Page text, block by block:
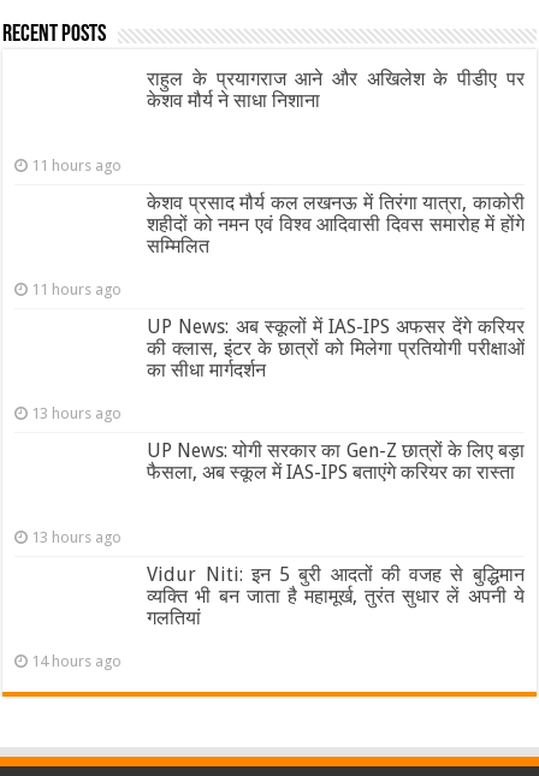
Recent Posts
राहुल के प्रयागराज आने और अखिलेश के पीडीए पर
केशव मौर्य ने साधा निशाना
11 hours ago
केशव प्रसाद मौर्य कल लखनऊ में तिरंगा यात्रा, काकोरी
शहीदों को नमन एवं विश्व आदिवासी दिवस समारोह में होंगे
सम्मिलित
11 hours ago
UP News: अब स्कूलों में IAS-IPS अफसर देंगे करियर
की क्लास, इंटर के छात्रों को मिलेगा प्रतियोगी परीक्षाओं
का सीधा मार्गदर्शन
13 hours ago
UP News: योगी सरकार का Gen-Z छात्रों के लिए बड़ा
फैसला, अब स्कूल में IAS-IPS बताएंगे करियर का रास्ता
13 hours ago
Vidur Niti: इन 5 बुरी आदतों की वजह से बुद्धिमान
व्यक्ति भी बन जाता है महामूर्ख, तुरंत सुधार लें अपनी ये
गलतियां
14 hours ago